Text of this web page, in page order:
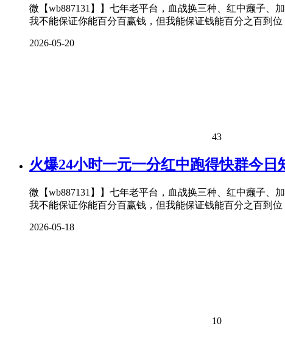
微【wb887131】】七年老平台，血战换三种、红中癞子、
我不能保证你能百分百赢钱，但我能保证钱能百分之百到
2026-05-20
43
火爆24小时一元一分红中跑得快群今日
微【wb887131】】七年老平台，血战换三种、红中癞子、
我不能保证你能百分百赢钱，但我能保证钱能百分之百到
2026-05-18
10